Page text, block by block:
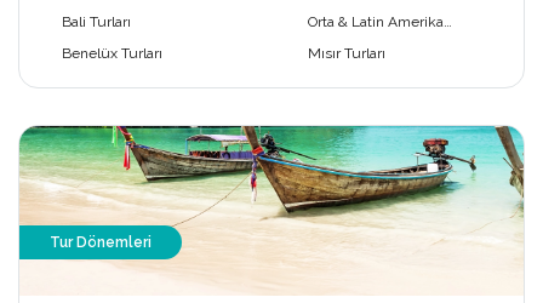
Bali Turları
Orta & Latin Amerika
Benelüx Turları Mısır Turları
Tur Dönemleri